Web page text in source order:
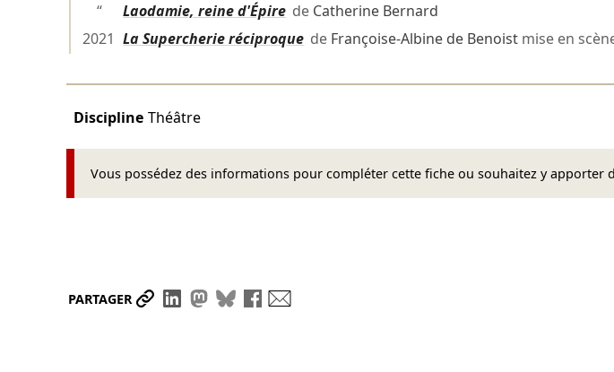
“
Laodamie, reine d'Épire de Catherine Bernard
2021 La Supercherie réciproque de Françoise-Albine de Benoist mise en
Discipline Théâtre
Vous possédez des informations pour compléter cette fiche ou souhaitez y apporter
PARTAGER Partager le lien
Partager sur LinkedIn
Partager sur Mastodon
Partager sur Bluesky
Partager sur Facebook